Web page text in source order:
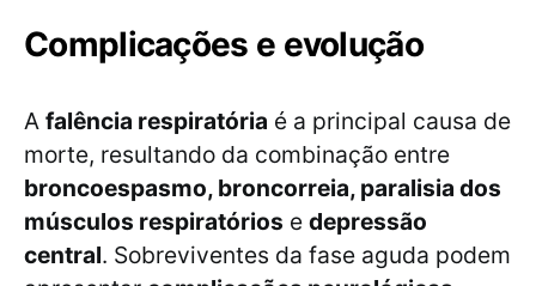
Complicações e evolução
A falência respiratória é a principal causa de
morte, resultando da combinação entre
broncoespasmo, broncorreia, paralisia dos
músculos respiratórios e depressão
central. Sobreviventes da fase aguda podem